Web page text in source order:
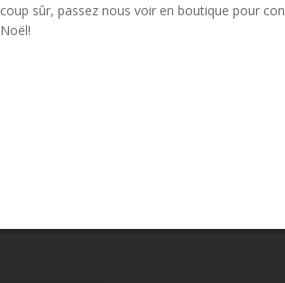
coup sûr, passez nous voir en boutique pour
Noël!